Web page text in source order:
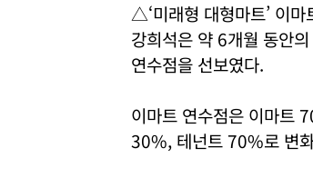
△‘미래형 대형마트’ 이
강희석은 약 6개월 동안
연수점을 선보였다.
이마트 연수점은 이마트
30%, 테넌트 70%로 변